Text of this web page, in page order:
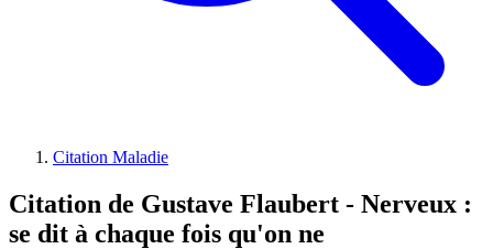
Citation Maladie
Citation de Gustave Flaubert - Nerveux :
se dit à chaque fois qu'on ne